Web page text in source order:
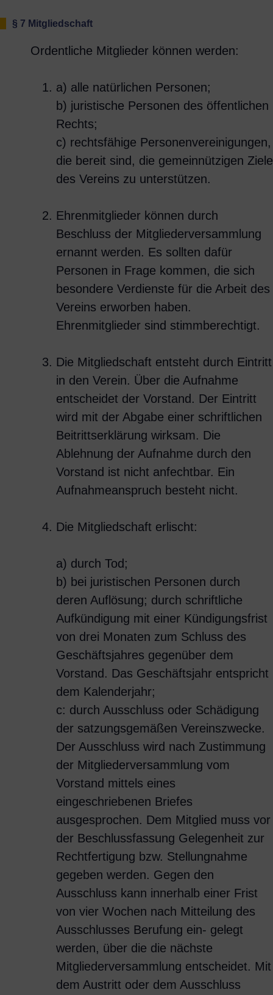
§ 7 Mitgliedschaft
Ordentliche Mitglieder können werden:
a) alle natürlichen Personen;
b) juristische Personen des öffentlichen
Rechts;
c) rechtsfähige Personenvereinigungen,
die bereit sind, die gemeinnützigen Ziele
des Vereins zu unterstützen.
Ehrenmitglieder können durch
Beschluss der Mitgliederversammlung
ernannt werden. Es sollten dafür
Personen in Frage kommen, die sich
besondere Verdienste für die Arbeit des
Vereins erworben haben.
Ehrenmitglieder sind stimmberechtigt.
Die Mitgliedschaft entsteht durch Eintritt
in den Verein. Über die Aufnahme
entscheidet der Vorstand. Der Eintritt
wird mit der Abgabe einer schriftlichen
Beitrittserklärung wirksam. Die
Ablehnung der Aufnahme durch den
Vorstand ist nicht anfechtbar. Ein
Aufnahmeanspruch besteht nicht.
Die Mitgliedschaft erlischt:
a) durch Tod;
b) bei juristischen Personen durch
deren Auflösung; durch schriftliche
Aufkündigung mit einer Kündigungsfrist
von drei Monaten zum Schluss des
Geschäftsjahres gegenüber dem
Vorstand. Das Geschäftsjahr entspricht
dem Kalenderjahr;
c: durch Ausschluss oder Schädigung
der satzungsgemäßen Vereinszwecke.
Der Ausschluss wird nach Zustimmung
der Mitgliederversammlung vom
Vorstand mittels eines
eingeschriebenen Briefes
ausgesprochen. Dem Mitglied muss vor
der Beschlussfassung Gelegenheit zur
Rechtfertigung bzw. Stellungnahme
gegeben werden. Gegen den
Ausschluss kann innerhalb einer Frist
von vier Wochen nach Mitteilung des
Ausschlusses Berufung ein- gelegt
werden, über die die nächste
Mitgliederversammlung entscheidet. Mit
dem Austritt oder dem Ausschluss